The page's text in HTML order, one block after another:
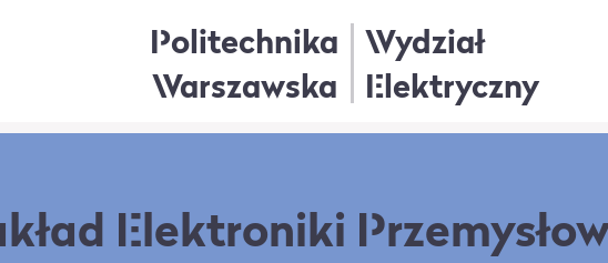
Politechnika
Warszawska
Wydział
Elektryczny
Elektroniki